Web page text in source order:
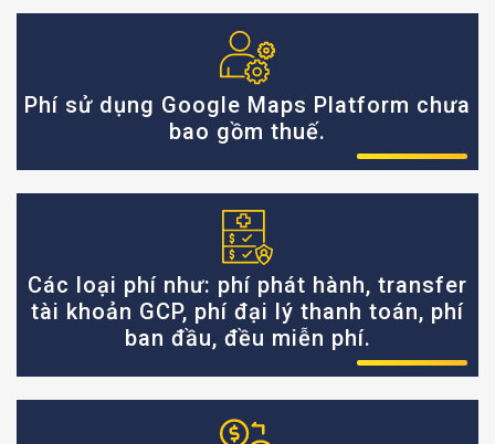
Phí sử dụng Google Maps Platform chưa
bao gồm thuế.
Các loại phí như: phí phát hành, transfer
tài khoản GCP, phí đại lý thanh toán, phí
ban đầu, đều miễn phí.